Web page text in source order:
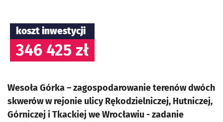
koszt inwestycji
346 425 zł
Wesoła Górka – zagospodarowanie terenów dwóch
skwerów w rejonie ulicy Rękodzielniczej, Hutniczej,
Górniczej i Tkackiej we Wrocławiu - zadanie